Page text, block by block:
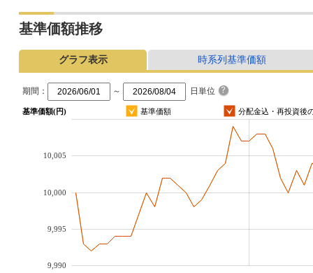
基準価額推移
グラフ表示 時系列基準価額
期間： ～ 日単位
基準価額(円) 基準価額 分配金込・再投資後
9,990
9,995
10,000
10,005